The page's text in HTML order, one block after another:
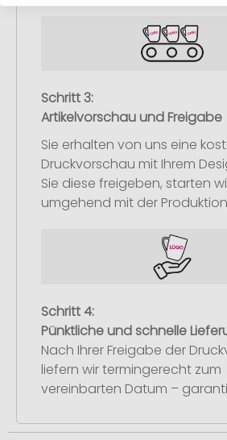
Schritt 3:
Artikelvorschau und Freigabe
Sie erhalten von uns eine
Druckvorschau mit Ihrem
Sie diese freigeben, starten
umgehend mit der
Schritt 4:
Pünktliche und schnelle
Nach Ihrer Freigabe der
liefern wir termingerecht zum
vereinbarten Datum –